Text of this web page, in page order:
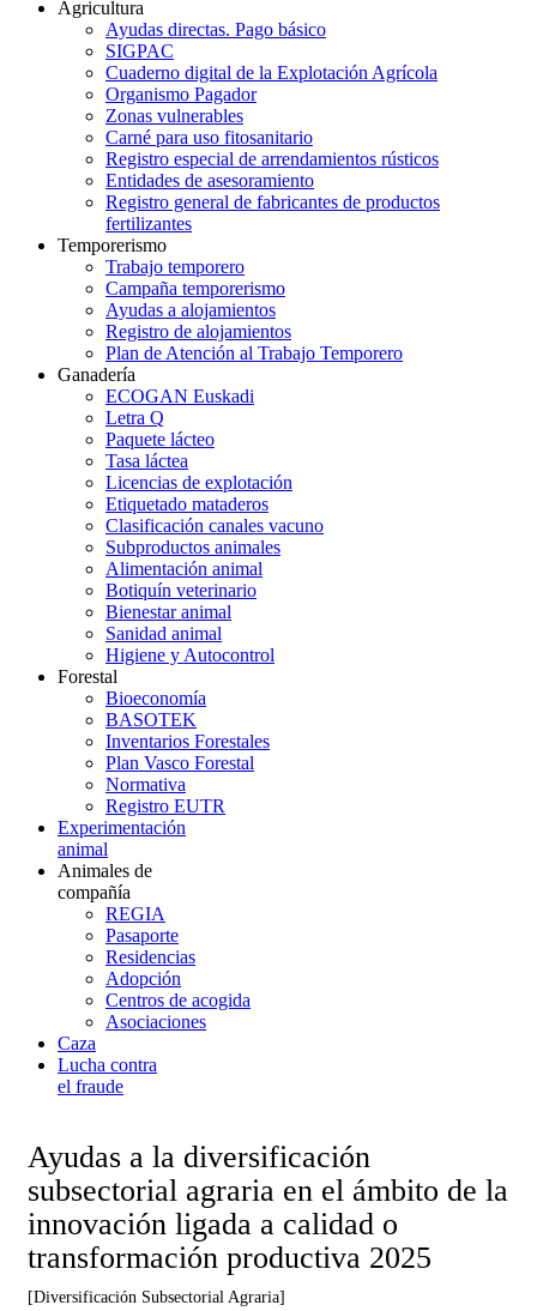
Agricultura
Ayudas directas. Pago básico
SIGPAC
Cuaderno digital de la Explotación Agrícola
Organismo Pagador
Zonas vulnerables
Carné para uso fitosanitario
Registro especial de arrendamientos rústicos
Entidades de asesoramiento
Registro general de fabricantes de productos
fertilizantes
Temporerismo
Trabajo temporero
Campaña temporerismo
Ayudas a alojamientos
Registro de alojamientos
Plan de Atención al Trabajo Temporero
Ganadería
ECOGAN Euskadi
Letra Q
Paquete lácteo
Tasa láctea
Licencias de explotación
Etiquetado mataderos
Clasificación canales vacuno
Subproductos animales
Alimentación animal
Botiquín veterinario
Bienestar animal
Sanidad animal
Higiene y Autocontrol
Forestal
Bioeconomía
BASOTEK
Inventarios Forestales
Plan Vasco Forestal
Normativa
Registro EUTR
Experimentación
animal
Animales de
compañía
REGIA
Pasaporte
Residencias
Adopción
Centros de acogida
Asociaciones
Caza
Lucha contra
el fraude
Ayudas a la diversificación
subsectorial agraria en el ámbito de la
innovación ligada a calidad o
transformación productiva 2025
[Diversificación Subsectorial Agraria]